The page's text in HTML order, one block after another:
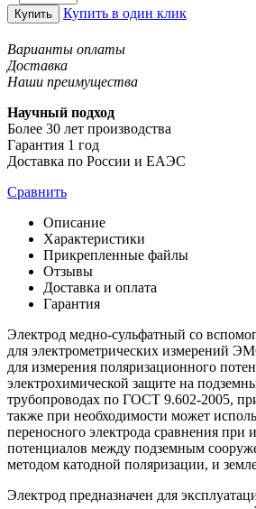
Купить Купить в один клик
Варианты оплаты
Доставка
Наши преимущества
Научный подход
Более 30 лет производства
Гарантия 1 год
Доставка по России и ЕАЭС
Сравнить
Описание
Характеристики
Прикрепленные файлы
Отзывы
Доставка и оплата
Гарантия
Электрод медно-сульфатный со
для электрометрических измерений
для измерения поляризационного
электрохимической защите на
трубопроводах по ГОСТ 9.602-2005,
также при необходимости может
переносного электрода сравнения при
потенциалов между подземным
методом катодной поляризации, и
Электрод предназначен для